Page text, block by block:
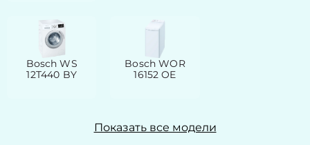
Bosch WS
12T440 BY
Bosch WOR
16152 OE
Показать все модели